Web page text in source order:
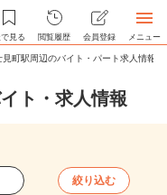
見る 閲覧履歴 会員登録 メニュー
見町駅周辺のバイト・パート求人情報
ト・求人情報
絞り込む